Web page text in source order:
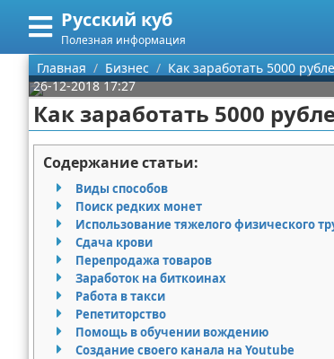
Русский куб
Полезная информация
Меню
Главная
Категории
Программирование
Бизнес
Красота
Мода
Отношения
Самосовершенствование
Поиск
О проекте
Контакты
Сотрудничество
Размещение рекламы
Для правообладателей
Главная Бизнес
Как заработать 5000
26-12-2018 17:27
Как заработать 5000
Содержание статьи:
Виды способов
Поиск редких монет
Использование тяжелого физического
Сдача крови
Перепродажа товаров
Заработок на биткоинах
Работа в такси
Репетиторство
Помощь в обучении вождению
Создание своего канала на Youtube